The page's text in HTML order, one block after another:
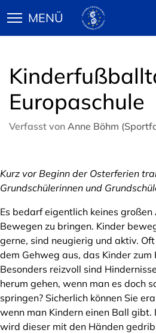
Europaschule
Verfasst von Anne Böhm
Kurz vor Beginn der Osterferien
Grundschülerinnen und
Es bedarf eigentlich keines
Bewegen zu bringen. Kinder
gerne, sind neugierig und aktiv.
dem Gehweg aus, das Kinder zum
Besonders reizvoll sind
herum gehen, wenn man es doch
springen? Sicherlich können Sie
wenn man Kindern einen Ball
wird dieser mit den Händen